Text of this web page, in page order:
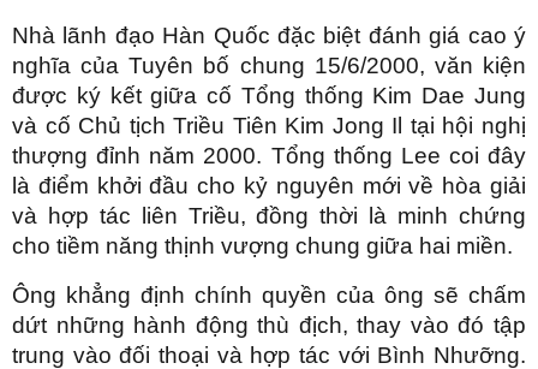
Nhà lãnh đạo Hàn Quốc đặc biệt đánh giá cao ý
nghĩa của Tuyên bố chung 15/6/2000, văn kiện
được ký kết giữa cố Tổng thống Kim Dae Jung
và cố Chủ tịch Triều Tiên Kim Jong Il tại hội nghị
thượng đỉnh năm 2000. Tổng thống Lee coi đây
là điểm khởi đầu cho kỷ nguyên mới về hòa giải
và hợp tác liên Triều, đồng thời là minh chứng
cho tiềm năng thịnh vượng chung giữa hai miền.
Ông khẳng định chính quyền của ông sẽ chấm
dứt những hành động thù địch, thay vào đó tập
trung vào đối thoại và hợp tác với Bình Nhưỡng.